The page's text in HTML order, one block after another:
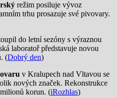
režim posiluje vývoz
trhu prosazuje své pivovary.
do letní sezóny s výraznou
laboratoř představuje novou
(Dobrý den)
v Kralupech nad Vltavou se
nových značek. Rekonstrukce
korun. (iRozhlas)